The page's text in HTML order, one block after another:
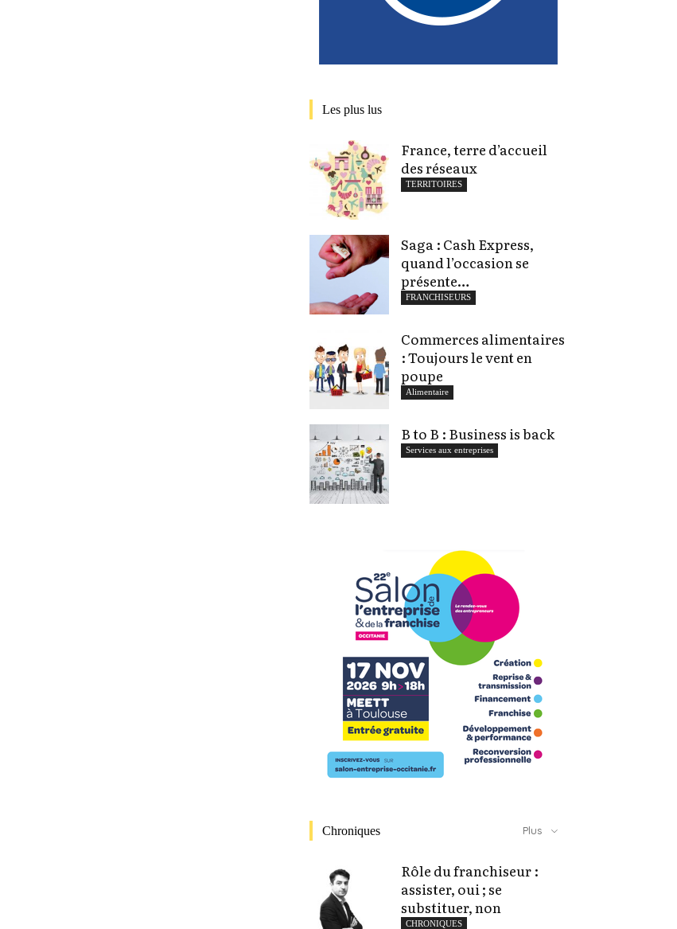
Les plus lus
France, terre d’accueil
des réseaux
TERRITOIRES
Saga : Cash Express,
quand l’occasion se
présente…
FRANCHISEURS
Commerces alimentaires
: Toujours le vent en
poupe
Alimentaire
B to B : Business is back
Services aux entreprises
Chroniques Plus
Rôle du franchiseur :
assister, oui ; se
substituer, non
CHRONIQUES